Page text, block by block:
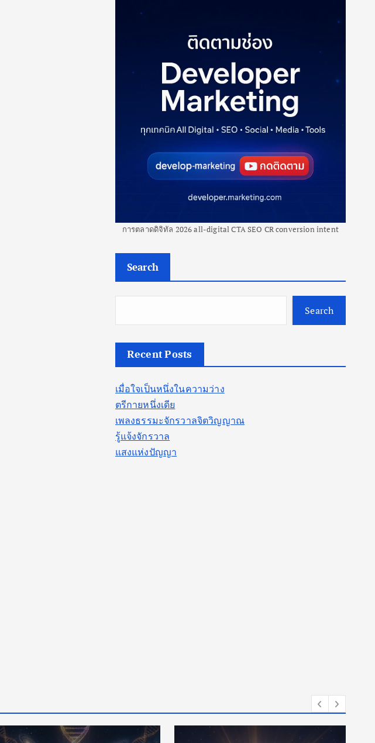
การตลาดดิจิทัล 2026 all-digital CTA SEO CR conversion intent
Search
Search
Recent Posts
เมื่อใจเป็นหนึ่งในความว่าง
ตรีกายหนึ่งเดีย
เพลงธรรมะจักรวาลจิตวิญญาณ
รู้แจ้งจักรวาล
แสงแห่งปัญญา